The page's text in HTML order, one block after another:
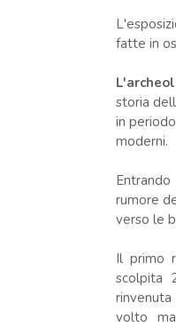
fatte in
storia
in
moderni.
rumore
verso le
Il primo
scolpita
volto